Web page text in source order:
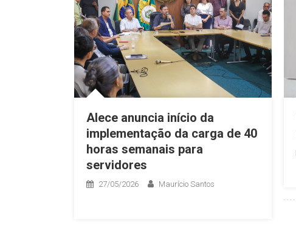
Alece anuncia início da
implementação da carga de 40
horas semanais para
servidores
27/05/2026 Maurício Santos